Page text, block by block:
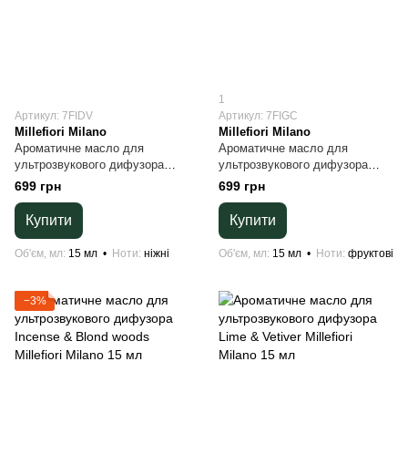
Артикул: 7FIDV
Millefiori Milano
Ароматичне масло для
ультрозвукового дифузора
Vanilla & Wood Millefiori Milano
699 грн
Купити
Об'єм, мл 15 мл Ноти ніжні
1
Артикул: 7FIGC
Millefiori Milano
Ароматичне масло для
ультрозвукового дифузора
Grape cassis Millefiori Milano 15
699 грн
Купити
Об'єм, мл 15 мл Ноти фруктові
−3%